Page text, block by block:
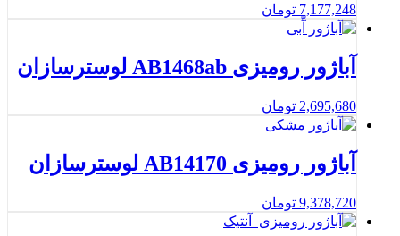
7,177,248 تومان
آباژور رومیزی AB1468ab لوسترسازان
2,695,680 تومان
آباژور رومیزی AB14170 لوسترسازان
9,378,720 تومان